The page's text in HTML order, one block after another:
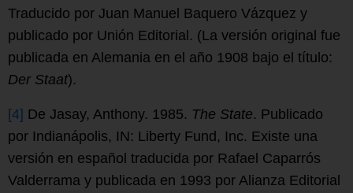
Traducido por Juan Manuel Baquero Vázquez y
publicado por Unión Editorial. (La versión original fue
publicada en Alemania en el año 1908 bajo el título:
Der Staat).
[4] De Jasay, Anthony. 1985. The State. Publicado
por Indianápolis, IN: Liberty Fund, Inc. Existe una
versión en español traducida por Rafael Caparrós
Valderrama y publicada en 1993 por Alianza Editorial